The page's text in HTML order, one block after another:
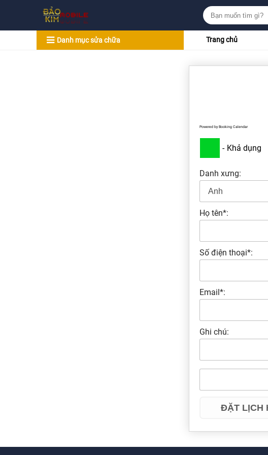
Danh mục sửa chữa Trang chủ
Powered by Booking Calendar
- Khả dụng
Danh xưng:
Họ tên*:
Số điện thoại*:
Email*:
Ghi chú: